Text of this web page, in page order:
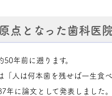
点となった歯科医
年前に遡ります。
「人は何本歯を残せば一生食
年に論文として発表しました。